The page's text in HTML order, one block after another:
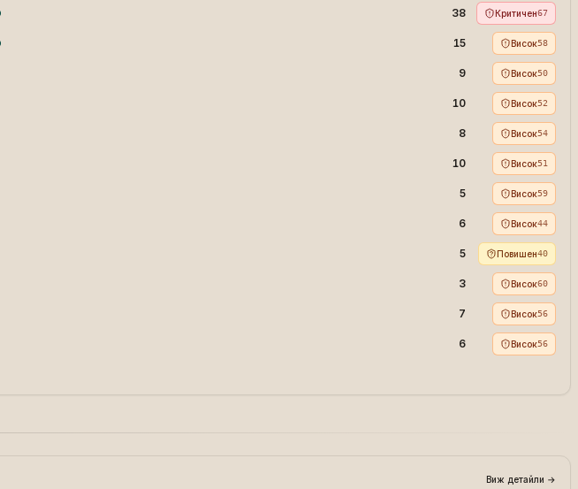
38 Критичен67
15 Висок58
9 Висок50
10 Висок52
8 Висок54
10 Висок51
5 Висок59
6 Висок44
5 Повишен40
3 Висок60
7 Висок56
6 Висок56
Виж детайли →